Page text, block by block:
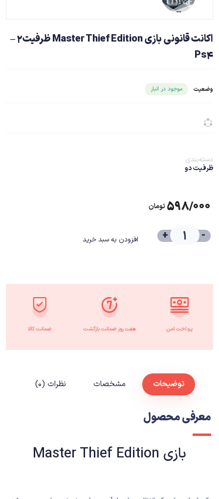
اکانت قانونی بازی Master Thief Edition ظرفیت2 –
Ps4
وضعیت موجود در انبارشناسه محصول ۲۲۹۷۱
دسته‌بندی
ظرفیت دو
۵۹۸/۰۰۰ تومان
-
+ افزودن به سبد خرید
پرداخت امن هفت روز ضمانت بازگشت ضمانت کالا
توضیحات مشخصات نظرات (۰)
معرفی محصول
بازی Master Thief Edition